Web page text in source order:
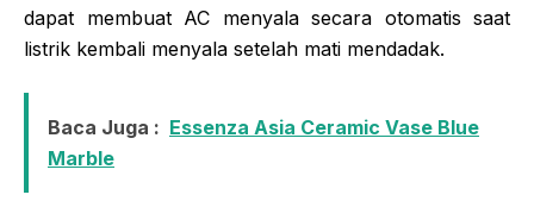
dapat membuat AC menyala secara otomatis saat
listrik kembali menyala setelah mati mendadak.
Baca Juga : Essenza Asia Ceramic Vase Blue
Marble